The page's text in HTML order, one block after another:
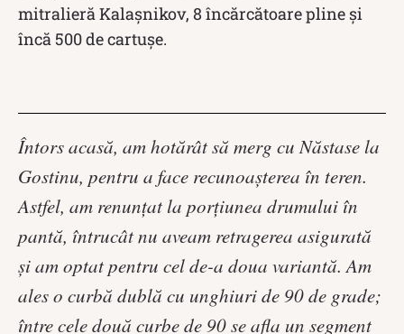
mitralieră Kalașnikov, 8 încărcătoare pline și
încă 500 de cartușe.
Întors acasă, am hotărât să merg cu Năstase la
Gostinu, pentru a face recunoaşterea în teren.
Astfel, am renunţat la porţiunea drumului în
pantă, întrucât nu aveam retragerea asigurată
şi am optat pentru cel de-a doua variantă. Am
ales o curbă dublă cu unghiuri de 90 de grade;
între cele două curbe de 90 se afla un segment